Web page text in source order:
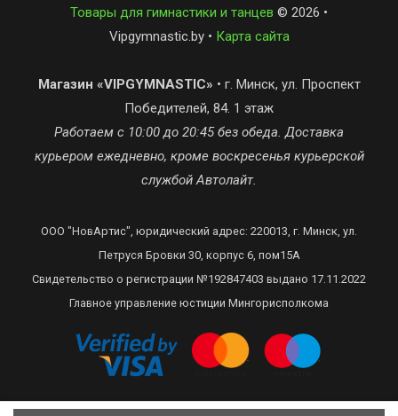
Товары для гимнастики и танцев © 2026 •
Vipgymnastic.by • Карта сайта
Магазин «VIPGYMNASTIC» • г. Минск, ул. Проспект
Победителей, 84. 1 этаж
Работаем с 10:00 до 20:45 без обеда. Доставка
курьером ежедневно, кроме воскресенья курьерской
службой Автолайт.
ООО "НовАртис", юридический адрес: 220013, г. Минск, ул.
Петруся Бровки 30, корпус 6, пом15А
Свидетельство о регистрации №192847403 выдано 17.11.2022
Главное управление юстиции Мингорисполкома
Сделано в Recommerce